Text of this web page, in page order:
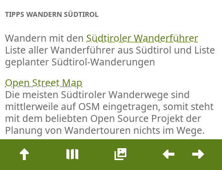
Beitrags-
Navigation
TIPPS WANDERN SÜDTIROL
Wandern mit den Südtiroler Wanderführer
Liste aller Wanderführer aus Südtirol und Liste
geplanter Südtirol-Wanderungen
Open Street Map
Die meisten Südtiroler Wanderwege sind
mittlerweile auf OSM eingetragen, somit steht
mit dem beliebten Open Source Projekt der
Planung von Wandertouren nichts im Wege.